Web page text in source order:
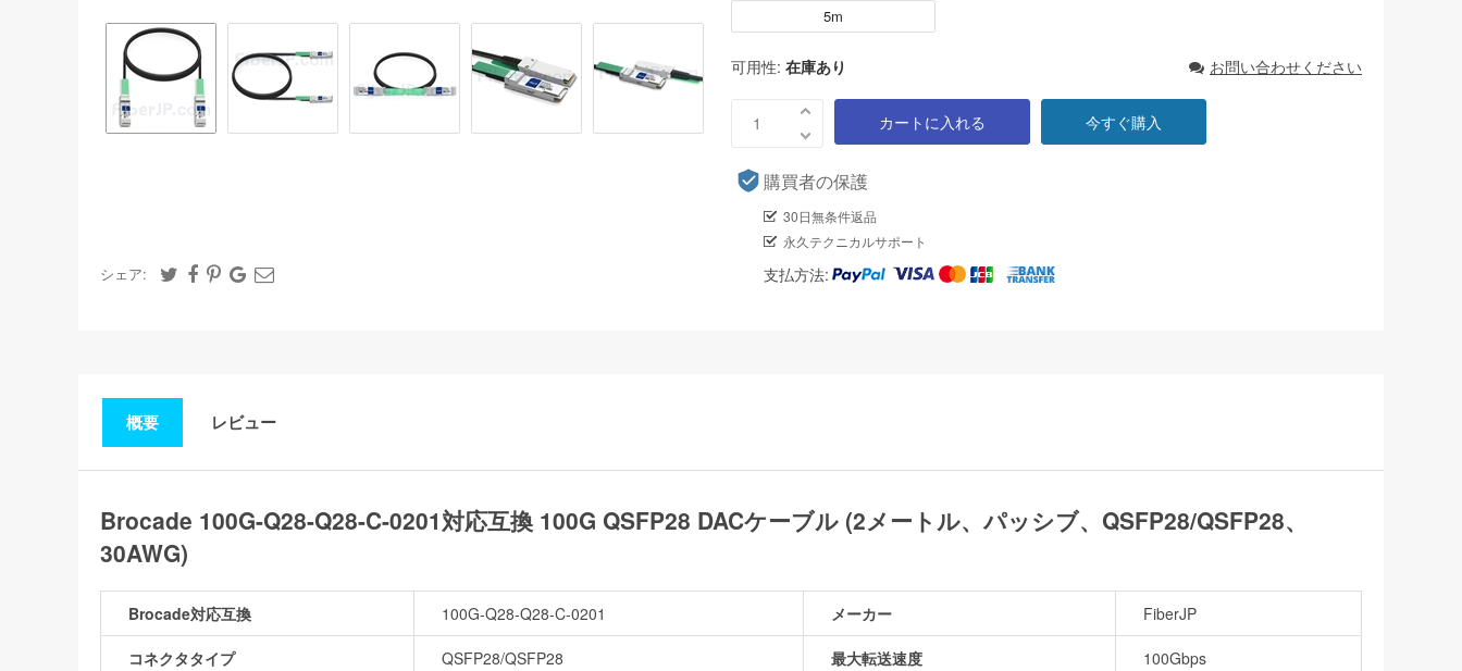
シェア:
5m
可用性: 在庫あり お問い合わせください
カートに入れる 今すぐ購入
購買者の保護
30日無条件返品
永久テクニカルサポート
支払方法:
概要 レビュー
Brocade 100G-Q28-Q28-C-0201対応互換 100G QSFP28 DACケーブル (2メートル、パッシブ、QSFP28/QSFP28、
30AWG)
Brocade対応互換 100G-Q28-Q28-C-0201 メーカー FiberJP
コネクタタイプ QSFP28/QSFP28 最大転送速度 100Gbps